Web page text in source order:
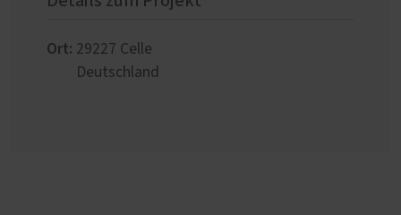
Ort: 29227 Celle
Deutschland